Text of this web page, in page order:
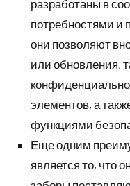
разработаны в
потребностями и
они позволяют
или обновления,
элементов, а
функциями
Еще одним
является то, что